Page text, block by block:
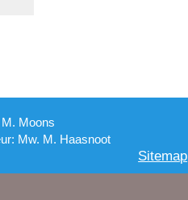
Moons
Mw. M. Haasnoot
Sitemap